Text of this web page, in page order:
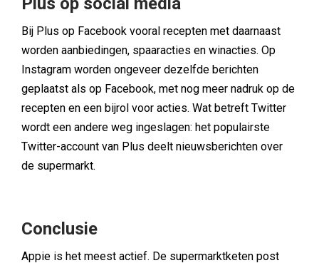
Bij Plus op Facebook vooral recepten met daarnaast
worden aanbiedingen, spaaracties en winacties. Op
Instagram worden ongeveer dezelfde berichten
geplaatst als op Facebook, met nog meer nadruk op de
recepten en een bijrol voor acties. Wat betreft Twitter
wordt een andere weg ingeslagen: het populairste
Twitter-account van Plus deelt nieuwsberichten over
de supermarkt.
Conclusie
Appie is het meest actief. De supermarktketen post